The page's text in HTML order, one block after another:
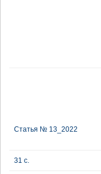
Статья № 13_2022
31 с.